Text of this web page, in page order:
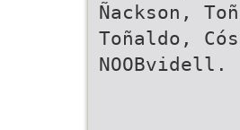
Ñackson,
Toñaldo,
NOOBvidell.